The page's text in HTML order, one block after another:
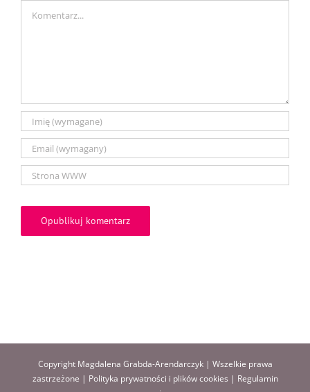
Copyright Magdalena Grabda-Arendarczyk | Wszelkie prawa
zastrzeżone | Polityka prywatności i plików cookies | Regulamin